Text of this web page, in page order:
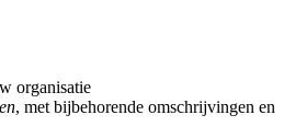
organisatie
, met bijbehorende omschrijvingen en